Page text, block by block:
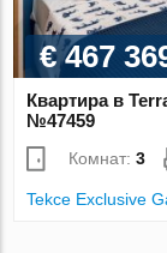
€ 467
Квартира в
№47459
Комнат:3
Tekce Exclusive